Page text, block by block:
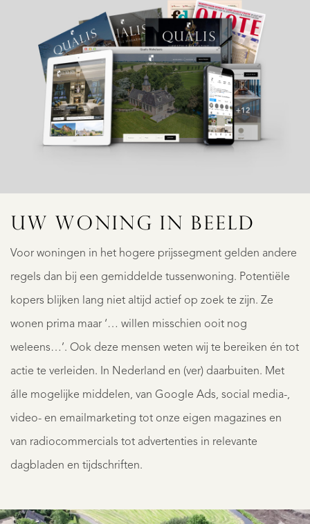
UW WONING IN BEELD
Voor woningen in het hogere prijssegment gelden andere
regels dan bij een gemiddelde tussenwoning. Potentiële
kopers blijken lang niet altijd actief op zoek te zijn. Ze
wonen prima maar ‘… willen misschien ooit nog
weleens…’. Ook deze mensen weten wij te bereiken én tot
actie te verleiden. In Nederland en (ver) daarbuiten. Met
álle mogelijke middelen, van Google Ads, social media-,
video- en emailmarketing tot onze eigen magazines en
van radiocommercials tot advertenties in relevante
dagbladen en tijdschriften.